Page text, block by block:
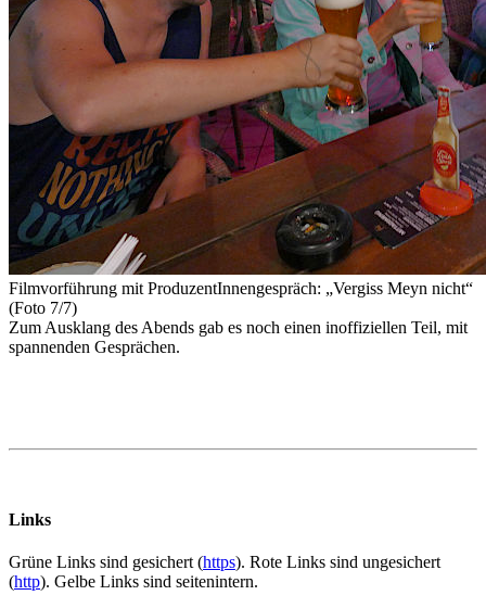
Filmvorführung mit ProduzentInnengespräch: „Vergiss Meyn nicht“
(Foto 7/7)
Zum Ausklang des Abends gab es noch einen inoffiziellen Teil, mit
spannenden Gesprächen.
Links
Grüne Links sind gesichert (https). Rote Links sind ungesichert
(http). Gelbe Links sind seitenintern.